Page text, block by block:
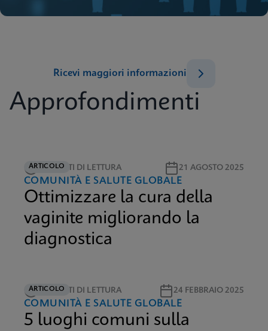
Approfondimenti
Ricevi maggiori informazioni
ARTICOLO
5 MINUTI DI LETTURA 21 AGOSTO 2025
COMUNITÀ E SALUTE GLOBALE
Ottimizzare la cura della
vaginite migliorando la
diagnostica
ARTICOLO
3 MINUTI DI LETTURA 24 FEBBRAIO 2025
COMUNITÀ E SALUTE GLOBALE
5 luoghi comuni sulla